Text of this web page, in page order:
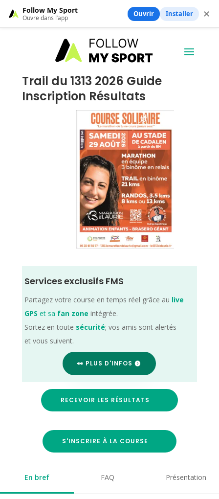
Trail du 1313 2026 Guide
Inscription Résultats
Services exclusifs FMS
Partagez votre course en temps réel grâce au live
GPS et sa fan zone intégrée.
Sortez en toute sécurité; vos amis sont alertés
et vous suivent.
👀 PLUS D'INFOS
RECEVOIR LES RÉSULTATS
S'INSCRIRE À LA COURSE
En bref FAQ Présentation
Follow My Sport
Ouvre dans l’app Ouvrir Installer ✕